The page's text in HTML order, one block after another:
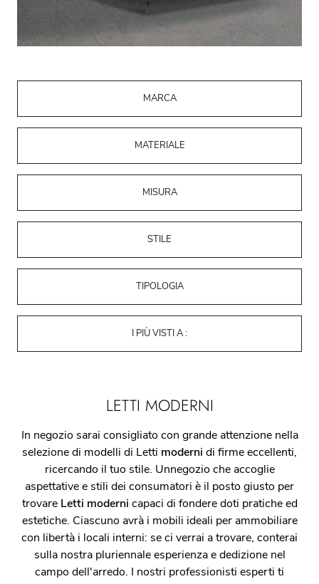
MARCA
MATERIALE
MISURA
STILE
TIPOLOGIA
I PIÙ VISTI A :
LETTI MODERNI
In negozio sarai consigliato con grande attenzione nella
selezione di modelli di Letti moderni di firme eccellenti,
ricercando il tuo stile. Unnegozio che accoglie
aspettative e stili dei consumatori è il posto giusto per
trovare Letti moderni capaci di fondere doti pratiche ed
estetiche. Ciascuno avrà i mobili ideali per ammobiliare
con libertà i locali interni: se ci verrai a trovare, conterai
sulla nostra pluriennale esperienza e dedizione nel
campo dell'arredo. I nostri professionisti esperti ti